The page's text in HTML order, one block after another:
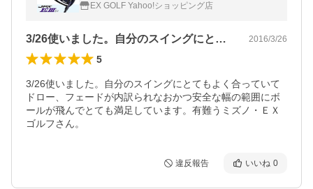
EX GOLF Yahoo!ショッピング店
3/26使いました。自分のスイングにと… 2016/3/26
5
3/26使いました。自分のスイングにとてもよく合っていて
ドロー、フェードが内訳られなおかつ安全な幅の範囲にボ
ールが飛んでとても満足しています。有難うミズノ・ＥＸ
ゴルフさん。
違反報告 いいね 0